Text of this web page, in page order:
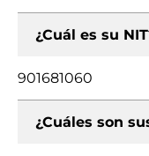
¿Cuál es su
901681060
¿Cuáles son